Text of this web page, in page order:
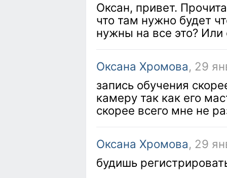
Оксан, привет.
что там нужно будет
нужны на все это?
Оксана Хромова, 29
запись обучения
камеру так как его
скорее всего мне не
Оксана Хромова, 29
будишь